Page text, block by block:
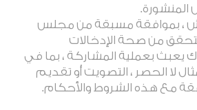
.
، بموافقة مسبقة من مجلس
من صحة الإدخالات
يعبث بعملية المشاركة ، بما في
لا الحصر ، التصويت أو تقديم
مع هذه الشروط والأحكام.